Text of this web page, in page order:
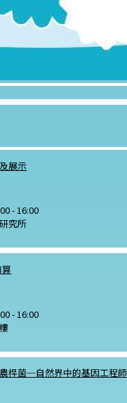
展示
-16:00
究所
- 16:00
桿菌─自然界中的基因工程師